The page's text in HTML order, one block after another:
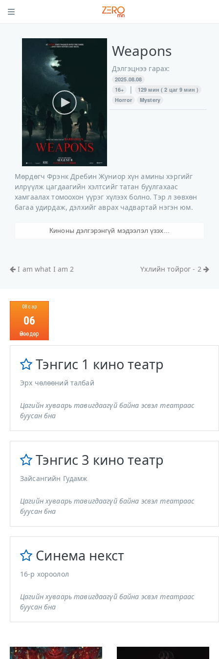
Weapons
Дэлгэцнээ гарах:
2025.08.08
16+
|
129 мин ( 2 цаг 9 мин )
Horror
Mystery
Мөрдөгч Фрэнк Дребин Жуниор хүн амины хэргийг
илрүүлж цагдаагийн хэлтсийг татан буулгахаас
хамгаалах томоохон үүрэг хүлээх болно. Тэр л зөвхөн
багаа удирдаж, дэлхийг аврах чадвартай нэгэн юм.
Киноны дэлгэрэнгүй мэдээлэл үзэх...
I am what I am 2 Үхлийн тойрог - 2
08 сар
06
Өнөөдөр
Тэнгис 1 кино театр
Эрх чөлөөний талбай
Цагийн хуваарь тавигдаагүй байна эсвэл театраас
буусан бна
Тэнгис 3 кино театр
Зайсангийн Гудамж
Цагийн хуваарь тавигдаагүй байна эсвэл театраас
буусан бна
Синема некст
16-р хороолол
Цагийн хуваарь тавигдаагүй байна эсвэл театраас
буусан бна